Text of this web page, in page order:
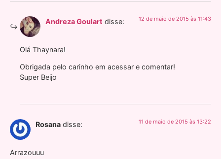
Andreza Goulart disse: 12 de maio de 2015 às 11:43
Olá Thaynara!
Obrigada pelo carinho em acessar e comentar!
Super Beijo
Rosana disse: 11 de maio de 2015 às 13:22
Arrazouuu